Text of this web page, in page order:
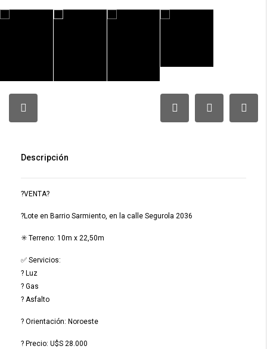
Descripción
?VENTA?
?Lote en Barrio Sarmiento, en la calle Segurola 2036
✳️ Terreno: 10m x 22,50m
✅ Servicios:
? Luz
? Gas
? Asfalto
? Orientación: Noroeste
? Precio: U$S 28.000